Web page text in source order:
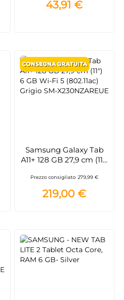
43,91 €
Samsung Galaxy Tab
A11+ 128 GB 27,9 cm (11")
Grigio SM-
X230NZAREUE
Prezzo consigliato 279,99 €
219,00 €